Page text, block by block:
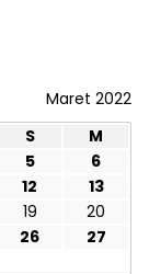
Maret 2022
S
M
5
6
12
13
19
20
26
27